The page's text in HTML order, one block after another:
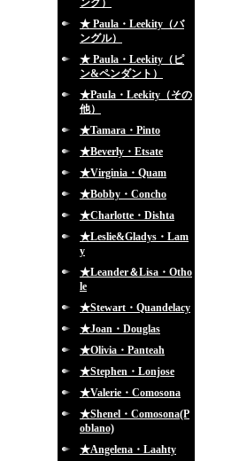
ング）
★ Paula・Leekity（バ
ングル）
★ Paula・Leekity（ピ
ン&ペンダント）
★Paula・Leekity（その
他）
★Tamara・Pinto
★Beverly・Etsate
★Virginia・Quam
★Bobby・Concho
★Charlotte・Dishta
★Leslie&Gladys・Lam
y
★Leander＆Lisa・Otho
le
★Stewart・Quandelacy
★Joan・Douglas
★Olivia・Panteah
★Stephen・Lonjose
★Valerie・Comosona
★Shenel・Comosona(P
oblano)
★Angelena・Laahty